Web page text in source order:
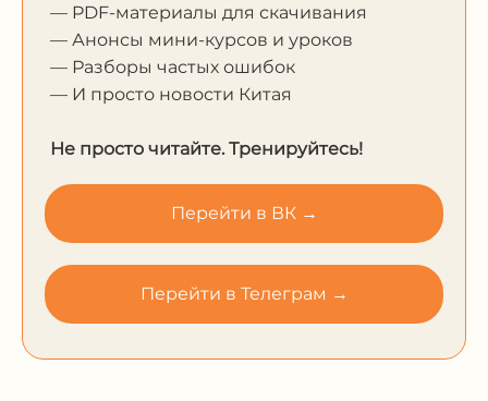
— PDF-материалы для скачивания
— Анонсы мини-курсов и уроков
— Разборы частых ошибок
— И просто новости Китая
Не просто читайте. Тренируйтесь!
Перейти в ВК →
Перейти в Телеграм →